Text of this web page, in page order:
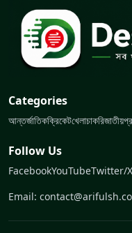
Categories
আন্তর্জাতিকক্রিকেটখেলাচাকরিজাতীয়
Follow Us
FacebookYouTubeTwitter/X
Email: